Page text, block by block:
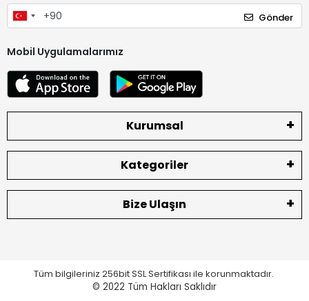
Gönder
Mobil Uygulamalarımız
Kurumsal
Kategoriler
Bize Ulaşın
Tüm bilgileriniz 256bit SSL Sertifikası ile korunmaktadır.
© 2022 Tüm Hakları Saklıdır